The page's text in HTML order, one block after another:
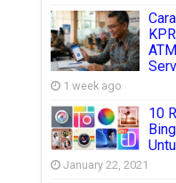
1 week ago
10
January 22, 2021